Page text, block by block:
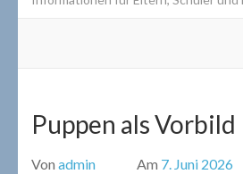
Puppen als Vorbild
Von admin Am 7. Juni 2026